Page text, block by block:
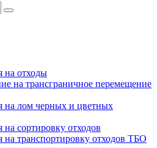
на отходы
на трансграничное перемещение
на лом черных и цветных
на сортировку отходов
на транспортировку отходов ТБО